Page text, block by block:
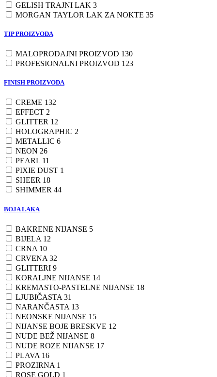
GELISH TRAJNI LAK 3
MORGAN TAYLOR LAK ZA NOKTE 35
TIP PROIZVODA
MALOPRODAJNI PROIZVOD 130
PROFESIONALNI PROIZVOD 123
FINISH PROIZVODA
CREME 132
EFFECT 2
GLITTER 12
HOLOGRAPHIC 2
METALLIC 6
NEON 26
PEARL 11
PIXIE DUST 1
SHEER 18
SHIMMER 44
BOJA LAKA
BAKRENE NIJANSE 5
BIJELA 12
CRNA 10
CRVENA 32
GLITTERI 9
KORALJNE NIJANSE 14
KREMASTO-PASTELNE NIJANSE 18
LJUBIČASTA 31
NARANČASTA 13
NEONSKE NIJANSE 15
NIJANSE BOJE BRESKVE 12
NUDE BEŽ NIJANSE 8
NUDE ROZE NIJANSE 17
PLAVA 16
PROZIRNA 1
ROSE GOLD 1